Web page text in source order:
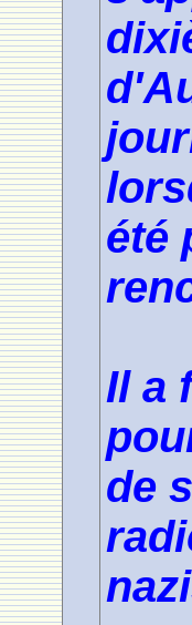
été
Il a
de